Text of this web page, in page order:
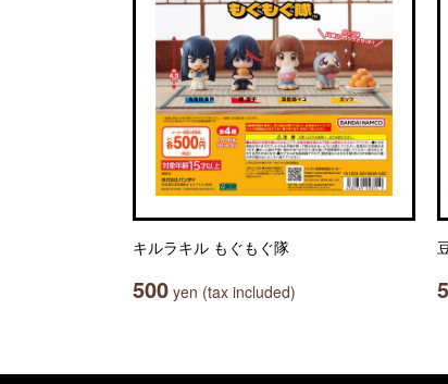
キルラキル もぐもぐ隊
500 yen (tax included)